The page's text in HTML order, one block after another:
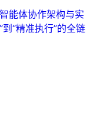
能体协作架构与实
“精准执行”的全链